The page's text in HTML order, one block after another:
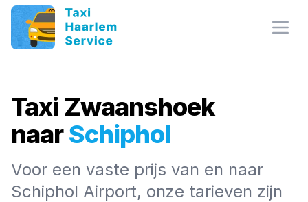
Taxi Zwaanshoek
naarSchiphol
Voor een vaste prijs van en naar
Schiphol Airport, onze tarieven zijn